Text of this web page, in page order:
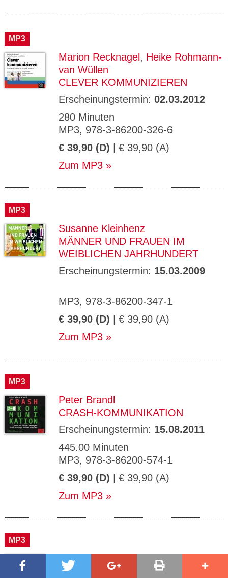
MP3
Marion Recknagel , Heike Rohmann-
van Wüllen
CLEVER KOMMUNIZIEREN
Erscheinungstermin: 02.03.2012
280 Minuten
MP3, 978-3-86200-326-6
€ 39,90 (D) | € 39,90 (A)
Zum MP3
MP3
Susanne Kleinhenz
MÄNNER UND FRAUEN IM
WEIBLICHEN JAHRHUNDERT
Erscheinungstermin: 15.03.2009
MP3, 978-3-86200-347-1
€ 39,90 (D) | € 39,90 (A)
Zum MP3
MP3
Peter Brandl
CRASH-KOMMUNIKATION
Erscheinungstermin: 15.08.2011
445.00 Minuten
MP3, 978-3-86200-574-1
€ 39,90 (D) | € 39,90 (A)
Zum MP3
MP3
Peter Brandl
KOMMUNIKATION